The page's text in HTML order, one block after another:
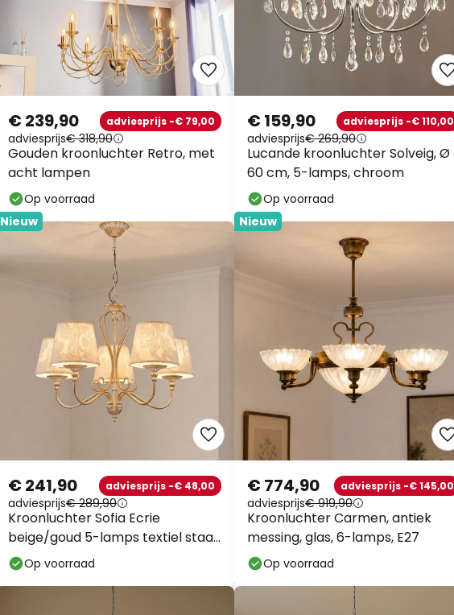
Gouden kroonluchter Retro, met
acht lampen
€ 239,90 adviesprijs -€ 79,00
adviesprijs€ 318,90
Op voorraad
Lucande kroonluchter Solveig, Ø
60 cm, 5-lamps, chroom
€ 159,90 adviesprijs -€ 110,00
adviesprijs€ 269,90
Op voorraad
Nieuw
Kroonluchter Sofia Ecrie
beige/goud 5-lamps textiel staal
E27
€ 241,90 adviesprijs -€ 48,00
adviesprijs€ 289,90
Op voorraad
Nieuw
Kroonluchter Carmen, antiek
messing, glas, 6-lamps, E27
€ 774,90 adviesprijs -€ 145,00
adviesprijs€ 919,90
Op voorraad